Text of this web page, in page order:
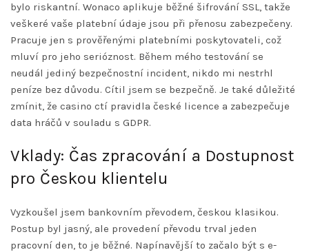
bylo riskantní. Wonaco aplikuje běžné šifrování SSL, takže
veškeré vaše platební údaje jsou při přenosu zabezpečeny.
Pracuje jen s prověřenými platebními poskytovateli, což
mluví pro jeho serióznost. Během mého testování se
neudál jediný bezpečnostní incident, nikdo mi nestrhl
peníze bez důvodu. Cítil jsem se bezpečně. Je také důležité
zmínit, že casino ctí pravidla české licence a zabezpečuje
data hráčů v souladu s GDPR.
Vklady: Čas zpracování a Dostupnost
pro Českou klientelu
Vyzkoušel jsem bankovním převodem, českou klasikou.
Postup byl jasný, ale provedení převodu trval jeden
pracovní den, to je běžné. Napínavější to začalo být s e-